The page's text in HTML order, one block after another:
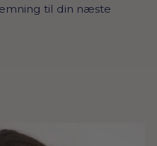
til din næste